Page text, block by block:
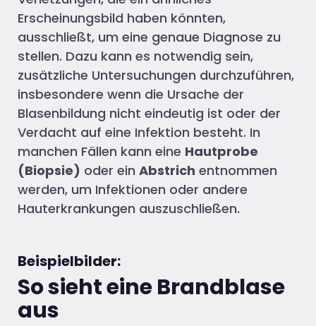
Erscheinungsbild haben könnten,
ausschließt, um eine genaue Diagnose zu
stellen. Dazu kann es notwendig sein,
zusätzliche Untersuchungen durchzuführen,
insbesondere wenn die Ursache der
Blasenbildung nicht eindeutig ist oder der
Verdacht auf eine Infektion besteht. In
manchen Fällen kann eine Hautprobe
(Biopsie) oder ein Abstrich entnommen
werden, um Infektionen oder andere
Hauterkrankungen auszuschließen.
Beispielbilder:
So sieht eine Brandblase
aus